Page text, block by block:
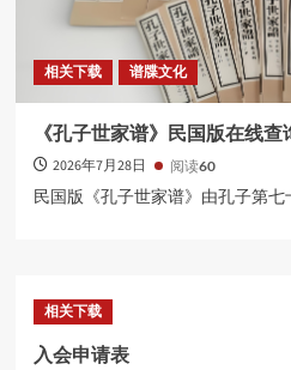
相关下载 谱牒文化
《孔子世家谱》民国版在线查
2026年7月28日 阅读60
民国版《孔子世家谱》由孔子第七
相关下载
入会申请表